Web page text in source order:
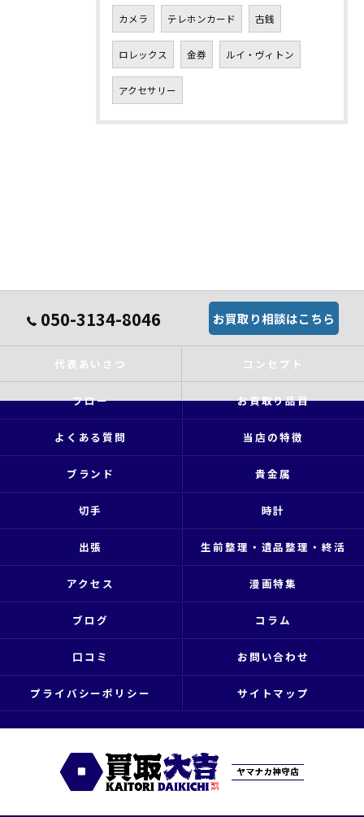
カメラ テレホンカード 古銭
ロレックス 金券 ルイ・ヴィトン
アクセサリー
050-3134-8046 お買取り相談はこちら
代表あいさつ コンセプト
フロー お買取り品目
よくある質問 当店の特徴
ブランド 貴金属
切手 時計
出張 生前整理・遺品整理・終活
アクセス 漫画特集
ブログ コラム
口コミ お問い合わせ
プライバシーポリシー サイトマップ